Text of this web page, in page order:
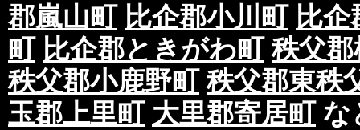
郡嵐山町 比企郡小川町 比
町 比企郡ときがわ町 秩父
秩父郡小鹿野町 秩父郡東秩
玉郡上里町 大里郡寄居町な